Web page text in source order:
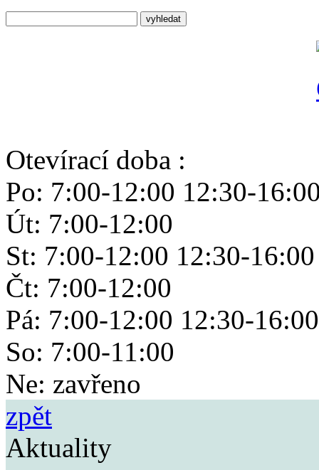
Otevírací doba :
Po: 7:00-12:00 12:30-
Út: 7:00-12:00
St: 7:00-12:00 12:30-16:00
Čt: 7:00-12:00
Pá: 7:00-12:00 12:30-16:00
So: 7:00-11:00
Ne: zavřeno
zpět
Aktuality